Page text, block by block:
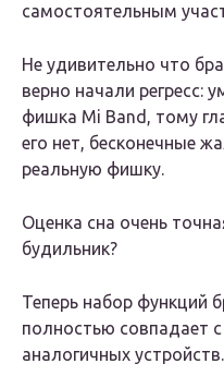
самостоятельным
Не удивительно что
верно начали регресс:
фишка Mi Band, тому
его нет, бесконечные
реальную фишку.
Оценка сна очень
будильник?
Теперь набор функций
полностью совпадает
аналогичных устройств.